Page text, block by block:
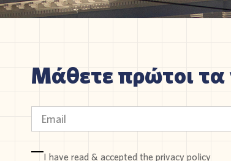
Μάθετε πρώτοι τα
I have read & accepted theprivacy policy